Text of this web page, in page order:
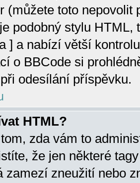
(můžete toto
podobný stylu HTML,
] a nabízí větší
o BBCode si
odesílání příspěvku.
HTML?
zda vám to
že jen některé
zamezí zneužití nebo